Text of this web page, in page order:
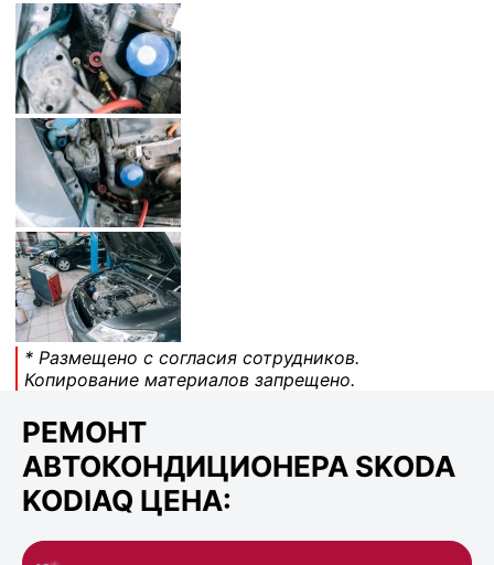
* Размещено с согласия сотрудников.
Копирование материалов запрещено.
РЕМОНТ
АВТОКОНДИЦИОНЕРА SKODA
KODIAQ ЦЕНА: